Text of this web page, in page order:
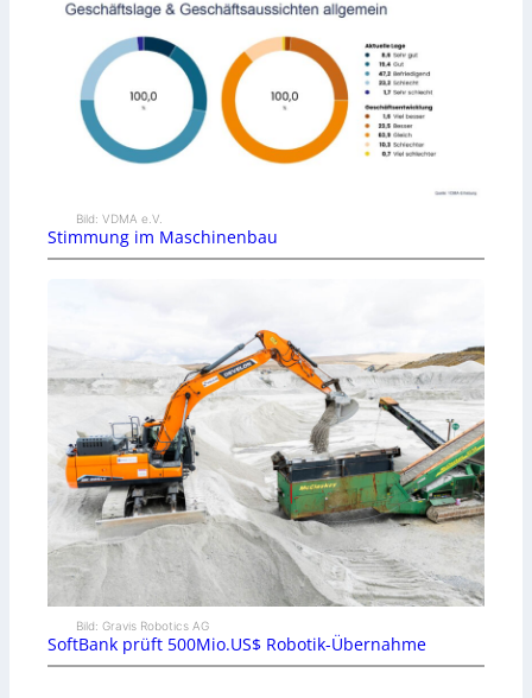
Bild: VDMA e.V.
Stimmung im Maschinenbau
Bild: Gravis Robotics AG
SoftBank prüft 500Mio.US$ Robotik-Übernahme